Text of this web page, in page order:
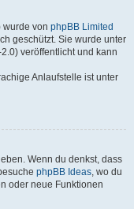
wurde von phpBB Limited
geschützt. Sie wurde unter
veröffentlicht und kann
Anlaufstelle ist unter
Wenn du denkst, dass
phpBB Ideas, wo du
oder neue Funktionen